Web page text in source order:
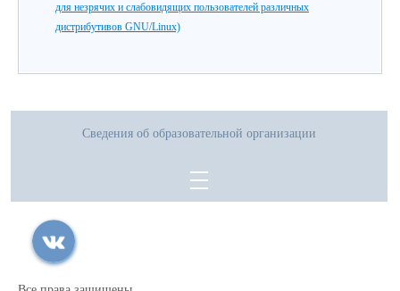
для незрячих и слабовидящих пользователей различных
дистрибутивов GNU/Linux)
Сведения об образовательной организации